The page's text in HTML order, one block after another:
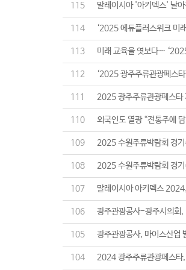
115 말레이시아 '아키덱스' 날
114 ‘2025 에듀플러스위크 미
113 미래 교육을 엿보다…
112 ‘2025 광주주류관광페스
111 2025 광주주류관광페스
110 외국인도 열광 “전통주에
109 2025 수원주류박람회 경
108 2025 수원주류박람회 경
107 말레이시아 아키덱스
106 광주관광공사-광주시의회
105 광주관광공사, 마이스산업
104 2024 광주주류관광페스